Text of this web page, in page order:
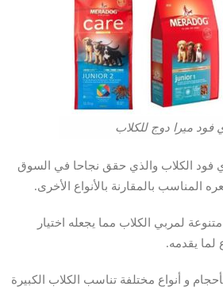
فود ميرا دوج للكلاب
فود الكلاب والذي حقق نجاحا في السوق
المناسب بالمقارنة بالأنواع الأخرى.
لمربي الكلاب مما يجعله اختيار
لما يقدمه.
و أنواع مختلفة تناسب الكلاب الكبيرة